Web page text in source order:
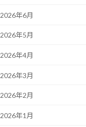
2026年6月
2026年5月
2026年4月
2026年3月
2026年2月
2026年1月